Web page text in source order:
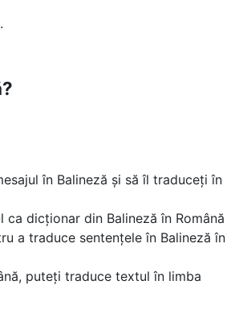
.
în Balineză și să îl traduceți în
dicționar din Balineză în Română
a traduce sentențele în Balineză în
puteți traduce textul în limba